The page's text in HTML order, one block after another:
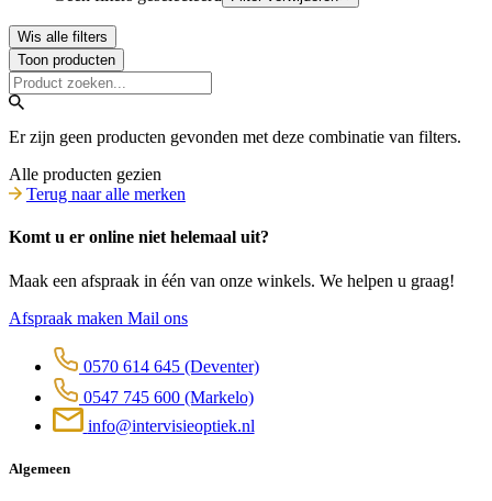
Wis alle filters
Toon producten
Er zijn geen producten gevonden met deze combinatie van filters.
Alle producten gezien
Terug naar alle merken
Komt u er online niet helemaal uit?
Maak een afspraak in één van onze winkels. We helpen u graag!
Afspraak maken Mail ons
0570 614 645 (Deventer)
0547 745 600 (Markelo)
info@intervisieoptiek.nl
Algemeen